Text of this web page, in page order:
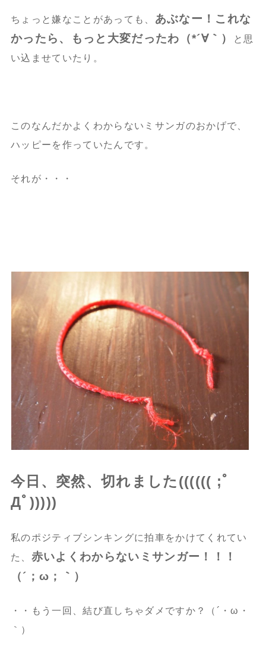
ちょっと嫌なことがあっても、 あぶなー！これな
かったら、もっと大変だったわ（*´∀｀）
と思
い込ませていたり。
このなんだかよくわからないミサンガのおかげで、
ハッピーを作っていたんです。
それが・・・
今日、突然、切れました(((((( ;ﾟ
Дﾟ)))))
私のポジティブシンキングに拍車をかけてくれてい
た、 赤いよくわからないミサンガー！！！
（´；ω；｀）
・・もう一回、結び直しちゃダメですか？（´・ω・
｀）